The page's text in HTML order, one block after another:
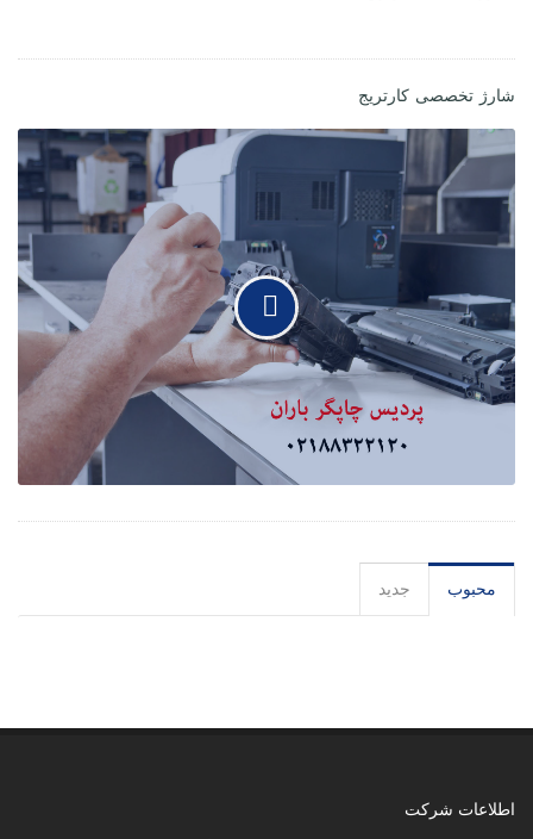
شارژ تخصصی کارتریج
محبوب جدید
اطلاعات شرکت